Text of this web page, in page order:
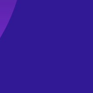
pro uživatele.
aktuální instance
se používá k ochraně
se